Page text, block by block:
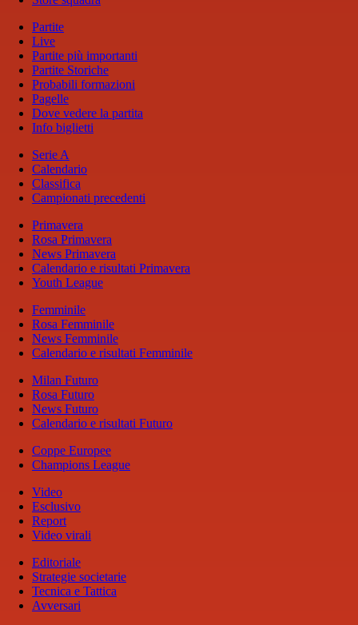
Partite
Live
Partite più importanti
Partite Storiche
Probabili formazioni
Pagelle
Dove vedere la partita
Info biglietti
Serie A
Calendario
Classifica
Campionati precedenti
Primavera
Rosa Primavera
News Primavera
Calendario e risultati Primavera
Youth League
Femminile
Rosa Femminile
News Femminile
Calendario e risultati Femminile
Milan Futuro
Rosa Futuro
News Futuro
Calendario e risultati Futuro
Coppe Europee
Champions League
Video
Esclusivo
Report
Video virali
Editoriale
Strategie societarie
Tecnica e Tattica
Avversari